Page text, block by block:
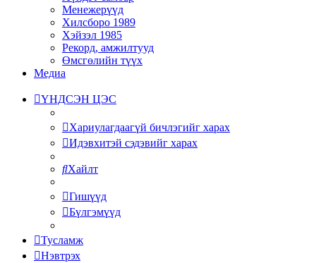
Менежерүүд
Хилсборо 1989
Хэйзэл 1985
Рекорд, амжилтууд
Өмсгөлийн түүх
Медиа
ҮНДСЭН ЦЭС
Хариулагдаагүй бичлэгийг харах
Идэвхитэй сэдэвийг харах
Хайлт
Гишүүд
Бүлгэмүүд
Тусламж
Нэвтрэх